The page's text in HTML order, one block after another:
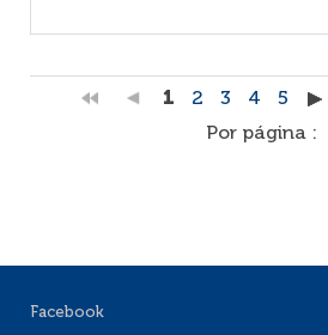
1 2 3 4 5
Por página :
Facebook